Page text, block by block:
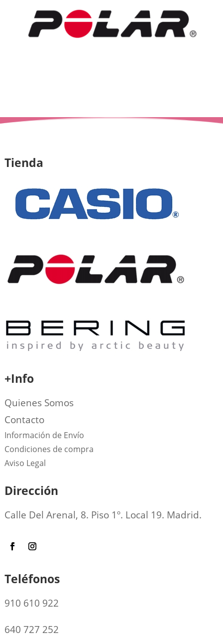
Tienda
+Info
Quienes Somos
Contacto
Información de Envío
Condiciones de compra
Aviso Legal
Dirección
Calle Del Arenal, 8. Piso 1º. Local 19. Madrid.
Teléfonos
910 610 922
640 727 252